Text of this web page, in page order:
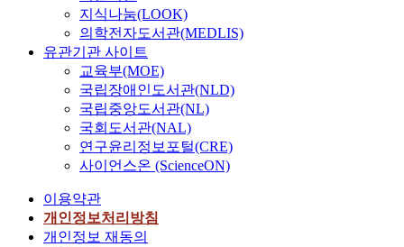
지식나눔(LOOK)
의학전자도서관(MEDLIS)
유관기관 사이트
교육부(MOE)
국립장애인도서관(NLD)
국립중앙도서관(NL)
국회도서관(NAL)
연구윤리정보포털(CRE)
사이언스온 (ScienceON)
이용약관
개인정보처리방침
개인정보 재동의